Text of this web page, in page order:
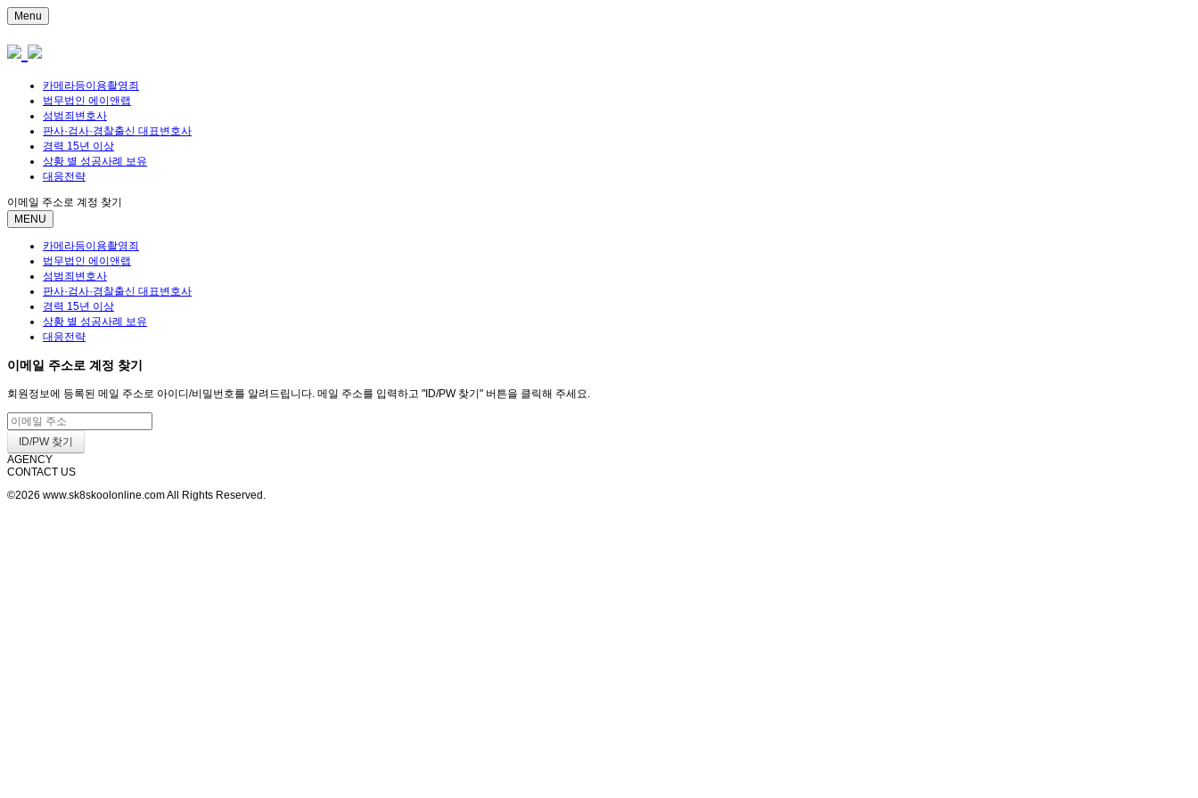
Menu
카메라등이용촬영죄
법무법인 에이앤랩
성범죄변호사
판사·검사·경찰출신 대표변호사
경력 15년 이상
상황 별 성공사례 보유
대응전략
이메일 주소로 계정 찾기
MENU
카메라등이용촬영죄
법무법인 에이앤랩
성범죄변호사
판사·검사·경찰출신 대표변호사
경력 15년 이상
상황 별 성공사례 보유
대응전략
이메일 주소로 계정 찾기
회원정보에 등록된 메일 주소로 아이디/비밀번호를 알려드립니다. 메일 주소를 입력하고 "ID/PW 찾기" 버튼을 클릭해 주세요.
AGENCY
CONTACT US
©2026 www.sk8skoolonline.com All Rights Reserved.